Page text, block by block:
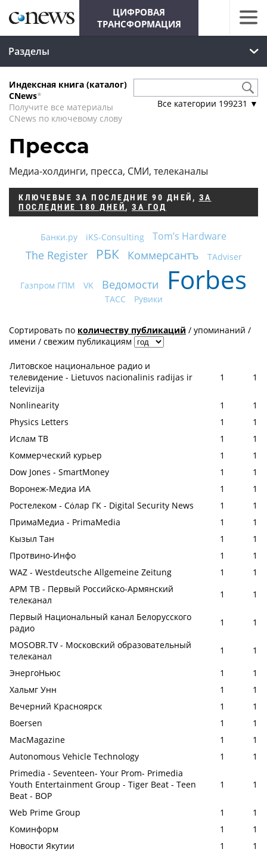
ЦИФРОВАЯ
ТРАНСФОРМАЦИЯ
Разделы
Индексная книга (каталог)
CNews*
Получите все материалы
CNews по ключевому слову
Все категории 199231 ▼
Пресса
Медиа-холдинги, пресса, СМИ, телеканалы
КЛЮЧЕВЫЕ ЗА ПОСЛЕДНИЕ 90 ДНЕЙ , ЗА
ПОСЛЕДНИЕ 180 ДНЕЙ, ЗА ГОД
Банки.ру iKS-Consulting Tom’s Hardware
The Register РБК Коммерсантъ TAdviser
Газпром ГПМ VK Ведомости Forbes
ТАСС Рувики
Сортировать по количеству публикаций / упоминаний /
имени / свежим публикациям
Литовское национальное радио и
телевидение - Lietuvos nacionalinis radijas ir
televizija
1 1
Nonlinearity 1
1
Physics Letters
1
1
Ислам ТВ
1
1
Коммерческий курьер
1
1
Dow Jones - SmartMoney
1
1
Воронеж-Медиа ИА
1
1
Ростелеком - Сόлар ГК - Digital Security News
1
1
ПримаМедиа - PrimaMedia
1
1
Кызыл Тан
1
1
Протвино-Инфо
1
1
WAZ - Westdeutsche Allgemeine Zeitung
1
1
АРМ ТВ - Первый Российско-Армянский
телеканал
1
1
Первый Национальный канал Белорусского
радио
1
1
MOSOBR.TV - Московский образовательный
телеканал
1
1
ЭнергоНьюс
1
1
Хальмг Унн
1
1
Вечерний Красноярск
1
1
Boersen
1
1
MacMagazine
1
1
Autonomous Vehicle Technology
1
1
Primedia - Seventeen- Your Prom- Primedia
Youth Entertainment Group - Tiger Beat - Teen
Beat - BOP
1 1
Web Prime Group 1
1
Коминформ
1
1
Новости Якутии
1
1